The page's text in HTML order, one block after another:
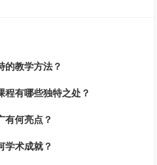
的教学方法？
程有哪些独特之处？
有何亮点？
学术成就？